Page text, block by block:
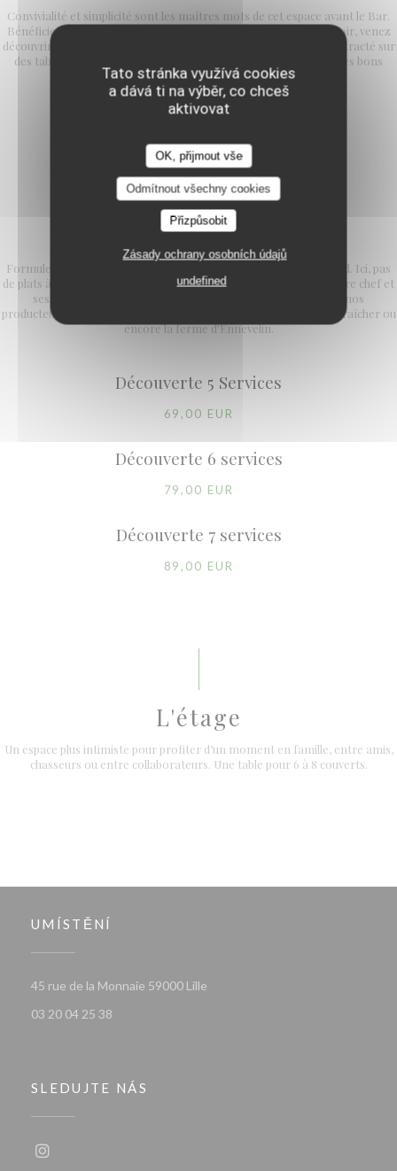
Tato stránka využívá cookies
a dává ti na výběr, co chceš
aktivovat
OK, přijmout vše
Odmítnout všechny cookies
Přizpůsobit
Zásady ochrany osobních údajů
undefined
Convivialité et simplicité sont les maîtres mots de cet espace avant le Bar.
Bénéficiez des mêmes prestations qu'en salle. Le soir, au comptoir, venez
découvrir notre formule en 5, 6 ou 7 services dans un cadre décontracté sur
des tabourets hauts à l'assise confortable. Des bonnes quilles, des bons
petits plats et des copains !
FORMULE DECOUVERTE
Formule unique en 5, 6 ou 7 services, tous les soirs et les week-end. Ici, pas
de plats à la carte mais l'opportunité de découvrir la cuisine de notre chef et
ses équipes. Des produits de saison et en collaboration avec nos
producteurs préférés comme Alex Dequidt, Jean Michel notre maraîcher ou
encore la ferme d'Ennevelin.
Découverte 5 Services
69,00 EUR
Découverte 6 services
79,00 EUR
Découverte 7 services
89,00 EUR
L'étage
Un espace plus intimiste pour profiter d’un moment en famille, entre amis,
chasseurs ou entre collaborateurs. Une table pour 6 à 8 couverts.
UMÍSTĚNÍ
45 rue de la Monnaie 59000 Lille
03 20 04 25 38
SLEDUJTE NÁS